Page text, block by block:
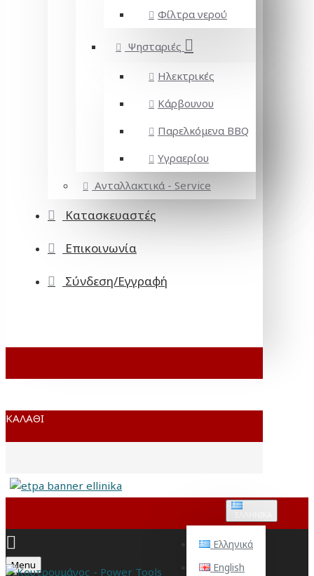
Φίλτρα νερού
Ψησταριές
Ηλεκτρικές
Κάρβουνου
Παρελκόμενα BBQ
Υγραερίου
Ανταλλακτικά - Service
Κατασκευαστές
Επικοινωνία
Σύνδεση/Εγγραφή
ΚΑΛΆΘΙ
Ελληνικά
English
Menu